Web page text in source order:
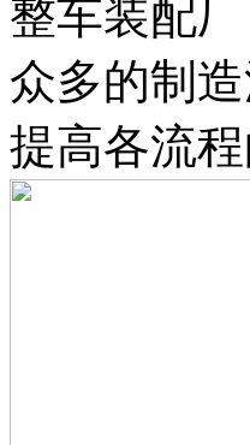
整车装配
众多的制
提高各流程